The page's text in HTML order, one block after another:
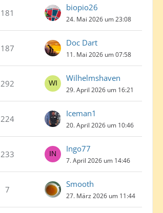
181
biopio26
24. Mai 2026 um 23:08
187
Doc Dart
11. Mai 2026 um 07:58
292
Wilhelmshaven
29. April 2026 um 16:21
224
Iceman1
20. April 2026 um 10:46
233
Ingo77
7. April 2026 um 14:46
7
Smooth
27. März 2026 um 11:44